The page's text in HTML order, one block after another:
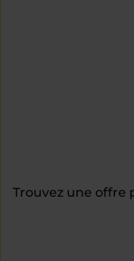
Trouvez une offre